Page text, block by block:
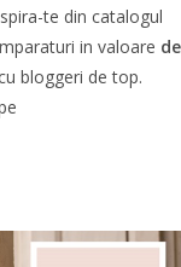
te din catalogul
in valoare de
bloggeri de top.